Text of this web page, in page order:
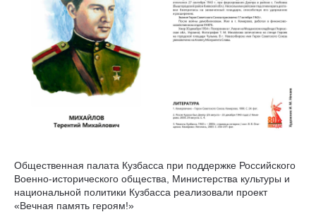
Общественная палата Кузбасса при поддержке Российского
Военно-исторического общества, Министерства культуры и
национальной политики Кузбасса реализовали проект
«Вечная память героям!»